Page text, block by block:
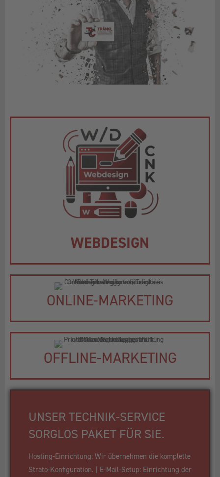
WEBDESIGN
ONLINE-MARKETING
OFFLINE-MARKETING
UNSER TECHNIK-SERVICE
SORGLOS PAKET FÜR SIE.
Hosting-Einrichtung: Wir übernehmen die komplette
Strato-Konfiguration. | E-Mail-Setup: Einrichtung der